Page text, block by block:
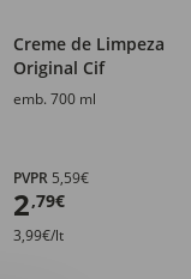
Creme de Limpeza
Original Cif
emb. 700 ml
PVPR5,59€
2,79€
3,99€/lt